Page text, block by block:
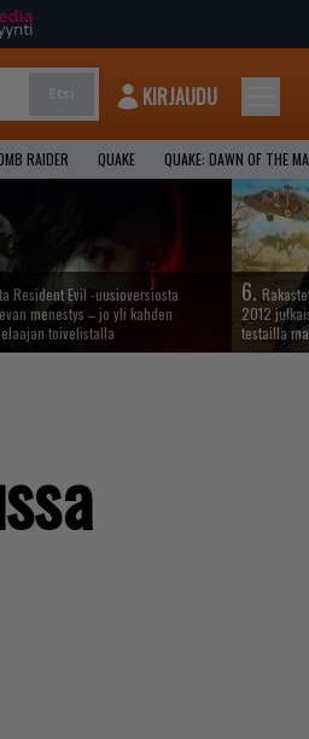
KIRJAUDU
RAIDER QUAKE QUAKE: DAWN OF THE
Resident Evil -uusioversiosta
menestys – jo yli kahden
toivelistalla
6.
2012
testailla